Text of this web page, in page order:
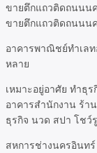
ขายตึกแถวติดถนนน
ขายตึกแถวติดถนนน
อาคารพาณิชย์ทำเล
หลาย
เหมาะอยู่อาศัย ทำธุ
อาคารสำนักงาน ร้า
ธุรกิจ นวด สปา โชว์
สหการช่างนครอินท